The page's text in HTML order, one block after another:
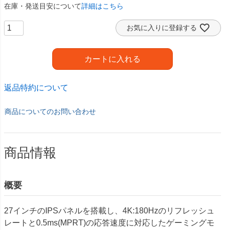
在庫・発送目安について詳細はこちら
お気に入りに登録する
カートに入れる
返品特約について
商品についてのお問い合わせ
商品情報
概要
27インチのIPSパネルを搭載し、4K:180Hzのリフレッシュ
レートと0.5ms(MPRT)の応答速度に対応したゲーミングモ